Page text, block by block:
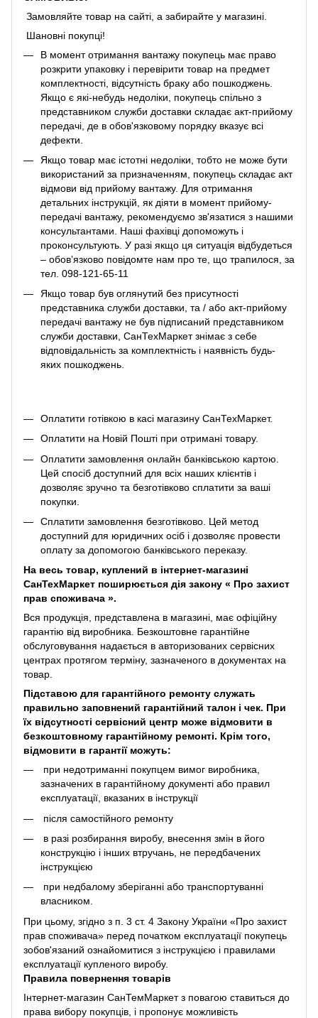
Замовляйте товар на сайті, а забирайте у магазині.
Шановні покупці!
В момент отримання вантажу покупець має право
розкрити упаковку і перевірити товар на предмет
комплектності, відсутність браку або пошкоджень.
Якщо є які-небудь недоліки, покупець спільно з
представником служби доставки складає акт-прийому
передачі, де в обов'язковому порядку вказує всі
дефекти.
Якщо товар має істотні недоліки, тобто не може бути
використаний за призначенням, покупець складає акт
відмови від прийому вантажу. Для отримання
детальних інструкцій, як діяти в момент прийому-
передачі вантажу, рекомендуємо зв'язатися з нашими
консультантами. Наші фахівці допоможуть і
проконсультують. У разі якщо ця ситуація відбудеться
– обов’язково повідомте нам про те, що трапилося, за
тел. 098-121-65-11
Якщо товар був оглянутий без присутності
представника служби доставки, та / або акт-прийому
передачі вантажу не був підписаний представником
служби доставки, СанТехМаркет знімає з себе
відповідальність за комплектність і наявність будь-
яких пошкоджень.
Оплатити готівкою в касі магазину СанТехМаркет.
Оплатити на Новій Пошті при отримані товару.
Оплатити замовлення онлайн банківською картою.
Цей спосіб доступний для всіх наших клієнтів і
дозволяє зручно та безготівково сплатити за ваші
покупки.
Сплатити замовлення безготівково. Цей метод
доступний для юридичних осіб і дозволяє провести
оплату за допомогою банківського переказу.
На весь товар, куплений в інтернет-магазині
СанТехМаркет поширюється дія закону « Про захист
прав споживача ».
Вся продукція, представлена ​​в магазині, має офіційну
гарантію від виробника. Безкоштовне гарантійне
обслуговування надається в авторизованих сервісних
центрах протягом терміну, зазначеного в документах на
товар.
Підставою для гарантійного ремонту служать
правильно заповнений гарантійний талон і чек. При
їх відсутності сервісний центр може відмовити в
безкоштовному гарантійному ремонті. Крім того,
відмовити в гарантії можуть:
при недотриманні покупцем вимог виробника,
зазначених в гарантійному документі або правил
експлуатації, вказаних в інструкції
після самостійного ремонту
в разі розбирання виробу, внесення змін в його
конструкцію і інших втручань, не передбачених
інструкцією
при недбалому зберіганні або транспортуванні
власником.
При цьому, згідно з п. 3 ст. 4 Закону України «Про захист
прав споживача» перед початком експлуатації покупець
зобов'язаний ознайомитися з інструкцією і правилами
експлуатації купленого виробу.
Правила повернення товарів
Інтернет-магазин СанТемМаркет з повагою ставиться до
права вибору покупців, і пропонує можливість